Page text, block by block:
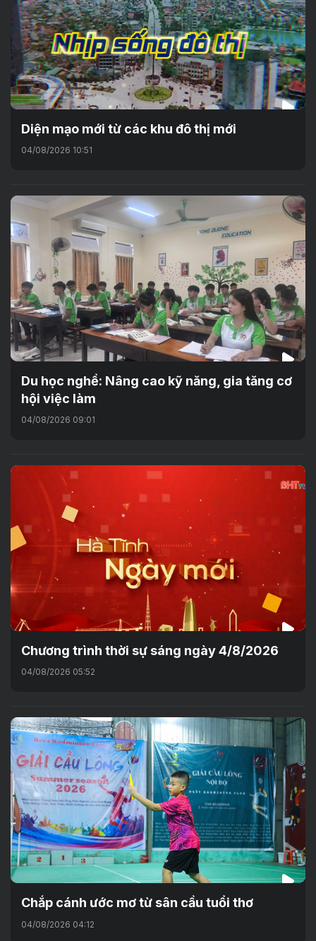
Diện mạo mới từ các khu đô thị mới
04/08/2026 10:51
Du học nghề: Nâng cao kỹ năng, gia tăng cơ
hội việc làm
04/08/2026 09:01
Chương trình thời sự sáng ngày 4/8/2026
04/08/2026 05:52
Chắp cánh ước mơ từ sân cầu tuổi thơ
04/08/2026 04:12